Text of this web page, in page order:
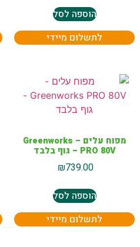
הוספה לסל
לתשלום מיידי
מפוח עלים – Greenworks
PRO 80V – גוף בלבד
₪739.00
הוספה לסל
לתשלום מיידי